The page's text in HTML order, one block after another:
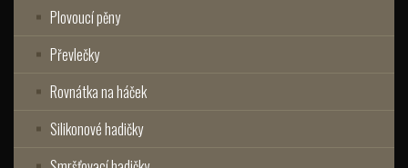
Plovoucí pěny
Převlečky
Rovnátka na háček
Silikonové hadičky